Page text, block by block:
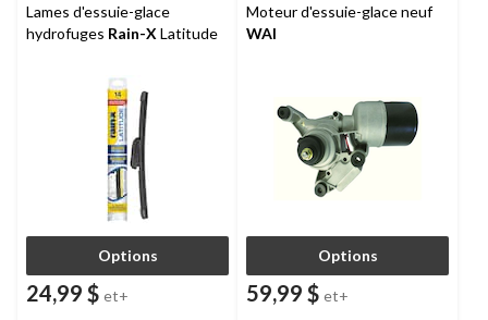
Lames d'essuie-glace
hydrofuges Rain-X Latitude
Options
24,99 $ et+
Moteur d'essuie-glace neuf
WAI
Options
59,99 $ et+